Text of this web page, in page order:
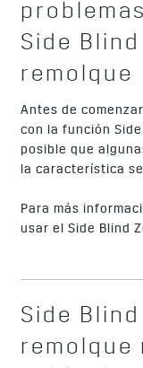
Side
remolque
Antes de
con la función
posible que
la característica
Para más
usar el Side Blind
Side
remolque